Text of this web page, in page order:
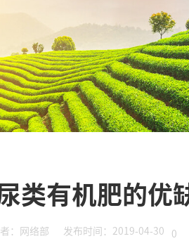
类有机肥的优
：网络部 发布时间：2019-04-30 0